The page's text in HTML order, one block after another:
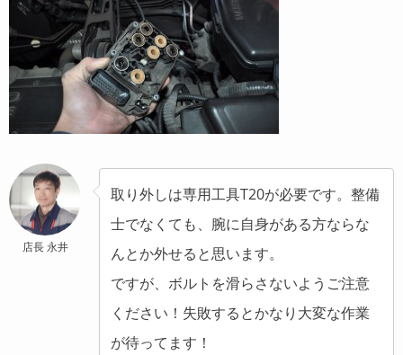
店長 永井
取り外しは専用工具T20が必要です。整備
士でなくても、腕に自身がある方ならな
んとか外せると思います。
ですが、ボルトを滑らさないようご注意
ください！失敗するとかなり大変な作業
が待ってます！